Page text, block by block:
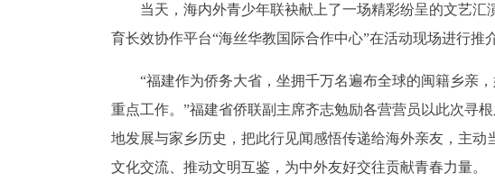
当天，海内外青少年联袂献上了一场精彩纷呈的文艺
育长效协作平台“海丝华教国际合作中心”在活动现场进行推介
“福建作为侨务大省，坐拥千万名遍布全球的闽籍乡亲
重点工作。”福建省侨联副主席齐志勉励各营营员以此次寻
地发展与家乡历史，把此行见闻感悟传递给海外亲友，主
文化交流、推动文明互鉴，为中外友好交往贡献青春力量。